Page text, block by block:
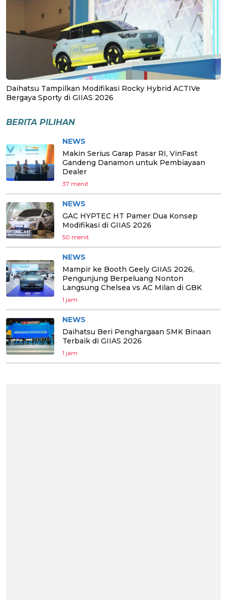
Daihatsu Tampilkan Modifikasi Rocky Hybrid ACTIVe
Bergaya Sporty di GIIAS 2026
BERITA PILIHAN
NEWS
Makin Serius Garap Pasar RI, VinFast
Gandeng Danamon untuk Pembiayaan
Dealer
37 menit
NEWS
GAC HYPTEC HT Pamer Dua Konsep
Modifikasi di GIIAS 2026
50 menit
NEWS
Mampir ke Booth Geely GIIAS 2026,
Pengunjung Berpeluang Nonton
Langsung Chelsea vs AC Milan di GBK
1 jam
NEWS
Daihatsu Beri Penghargaan SMK Binaan
Terbaik di GIIAS 2026
1 jam